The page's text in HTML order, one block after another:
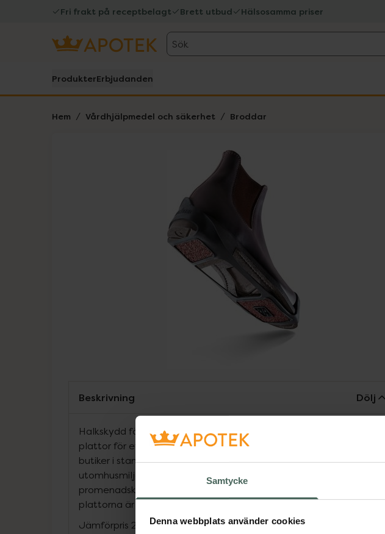
Samtycke
Denna webbplats använder cookies
Fri frakt på receptbelagt Brett utbud Hälsosamma priser
Sök
ProdukterErbjudanden
Hem Vårdhjälpmedel och säkerhet Broddar
Lista: . Innehåller 1 objekt.
Beskrivning Dölj
Halkskydd för City utan dubb. Dubbfria broddar med keramiska
plattor för ett bra grepp. Passar bra när du promenerar in och ut ur
butiker i stan eller när du vistas växelvis i inomhus- och
utomhusmiljö. Enkla att ta på och av, passar alla skor och
promenadskor. Tillverkad i tåligt naturgummi och de keramiska
plattorna är vändbara för längre livslängd.
Jämförpris 249 kr/par